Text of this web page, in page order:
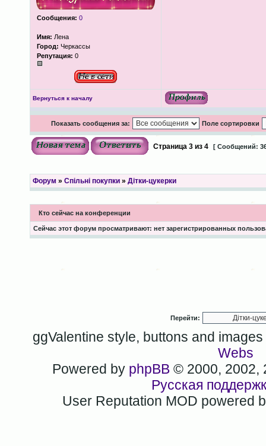
Сообщения: 0
Имя: Лена
Город: Черкассы
Репутация: 0
Вернуться к началу
Показать сообщения за: Поле сортировки
Страница 3из 4 [ Сообщений:
Форум » Спільні покупки» Дітки-цукерки
Кто сейчас на конференции
Сейчас этот форум просматривают: нет зарегистрированных
Перейти:
ggValentine style, buttons and
Webs
Powered by phpBB © 2000, 2002,
Русская
User Reputation MOD powered